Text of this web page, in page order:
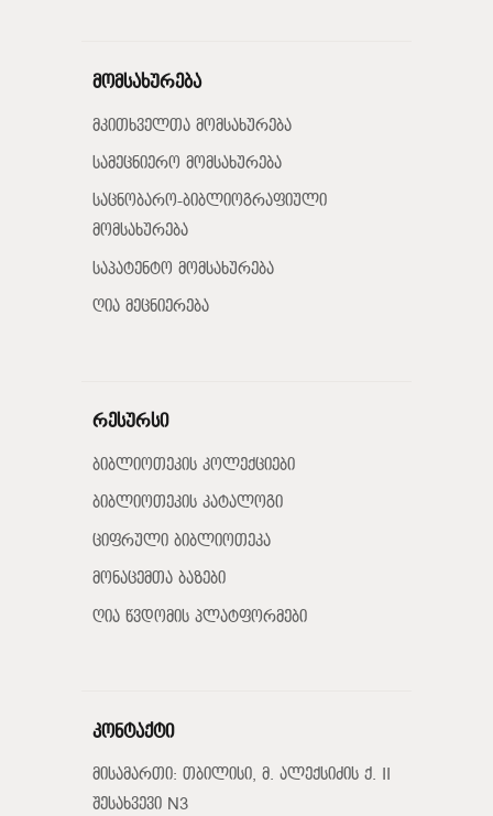
მომსახურება
მკითხველთა მომსახურება
სამეცნიერო მომსახურება
საცნობარო-ბიბლიოგრაფიული
მომსახურება
საპატენტო მომსახურება
ღია მეცნიერება
რესურსი
ბიბლიოთეკის კოლექციები
ბიბლიოთეკის კატალოგი
ციფრული ბიბლიოთეკა
მონაცემთა ბაზები
ღია წვდომის პლატფორმები
კონტაქტი
მისამართი: თბილისი, მ. ალექსიძის ქ. II
შესახვევი N3